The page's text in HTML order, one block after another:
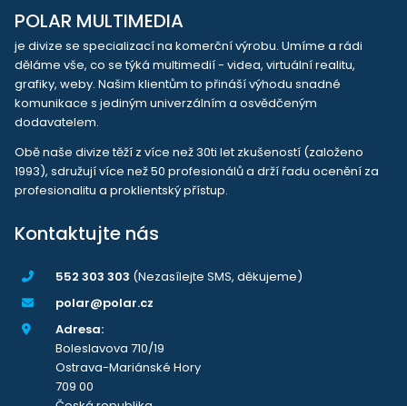
POLAR MULTIMEDIA
je divize se specializací na komerční výrobu. Umíme a rádi
děláme vše, co se týká multimedií - videa, virtuální realitu,
grafiky, weby. Našim klientům to přináší výhodu snadné
komunikace s jediným univerzálním a osvědčeným
dodavatelem.
Obě naše divize těží z více než 30ti let zkušeností (založeno
1993), sdružují více než 50 profesionálů a drží řadu ocenění za
profesionalitu a proklientský přístup.
Kontaktujte nás
552 303 303 (Nezasílejte SMS, děkujeme)
polar@polar.cz
Adresa:
Boleslavova 710/19
Ostrava-Mariánské Hory
709 00